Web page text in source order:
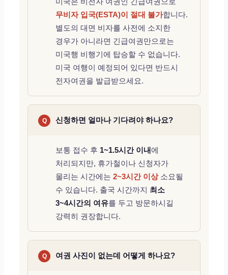
무비자 입국(ESTA)이 절대 불가합니다.
별도의 대면 비자를 사전에 소지한
경우가 아니라면 긴급여권만으로는
미국행 비행기에 탑승할 수 없습니다.
미국 여행이 예정되어 있다면 반드시
전자여권을 발급받으세요.
Q 신청하면 얼마나 기다려야 하나요?
보통 접수 후 1~1.5시간 이내 에
처리되지만, 휴가철이나 신청자가
몰리는 시간에는 2~3시간 이상소요될
수 있습니다. 출국 시간까지 최소
3~4시간의 여유를 두고 방문하시길
강력히 권장합니다.
Q 여권 사진이 없는데 어떻게 하나요?